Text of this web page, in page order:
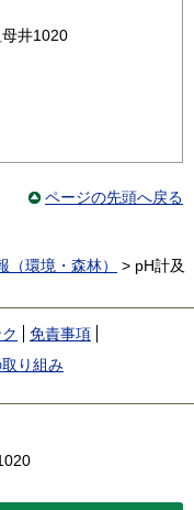
井1020
ページの先頭へ戻る
（環境・森林）
> pH計及
免責事項
り組み